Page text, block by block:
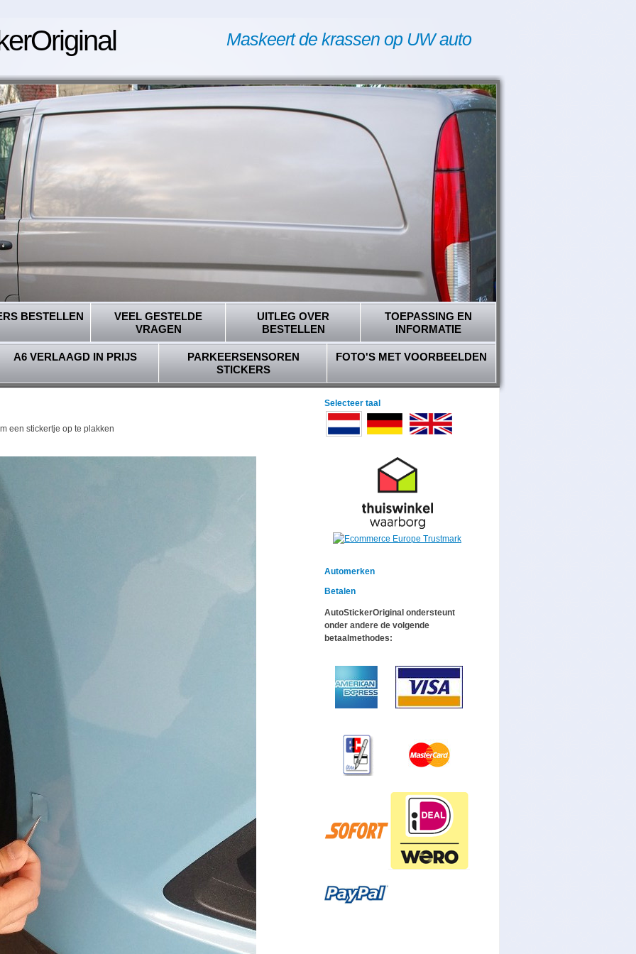
Maskeert de krassen op UW auto
BESTELLEN
VEEL GESTELDE
VRAGEN
UITLEG OVER
BESTELLEN
TOEPASSING EN
INFORMATIE
A6 VERLAAGD IN PRIJS
PARKEERSENSOREN
STICKERS
FOTO'S MET VOORBEELDEN
een stickertje op te plakken
Selecteer taal
Automerken
Betalen
AutoStickerOriginal ondersteunt
onder andere de volgende
betaalmethodes: